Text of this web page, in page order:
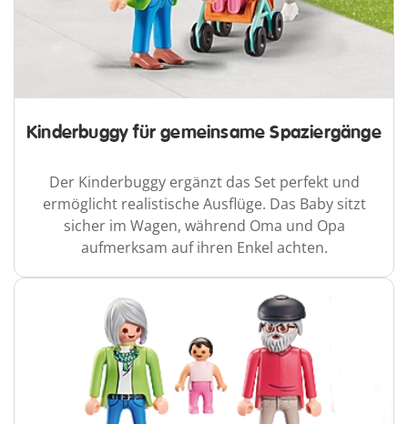
Kinderbuggy für gemeinsame Spaziergänge
Der Kinderbuggy ergänzt das Set perfekt und
ermöglicht realistische Ausflüge. Das Baby sitzt
sicher im Wagen, während Oma und Opa
aufmerksam auf ihren Enkel achten.